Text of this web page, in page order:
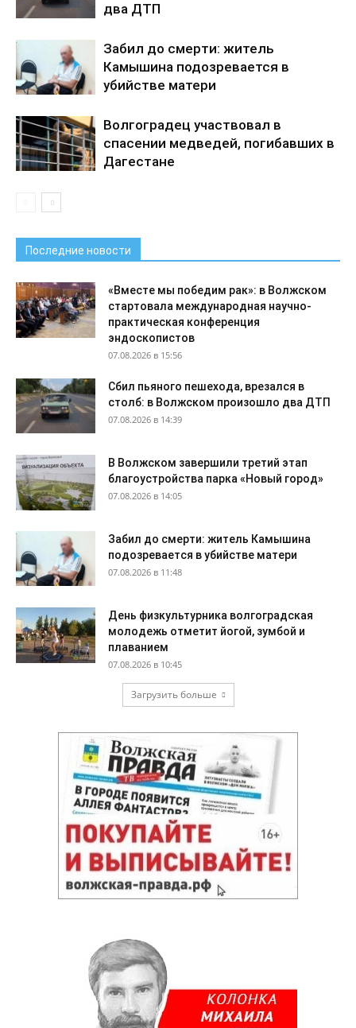
два ДТП
Забил до смерти: житель
Камышина подозревается в
убийстве матери
Волгоградец участвовал в
спасении медведей, погибавших в
Дагестане
Последние новости
«Вместе мы победим рак»: в Волжском
стартовала международная научно-
практическая конференция
эндоскопистов
07.08.2026 в 15:56
Сбил пьяного пешехода, врезался в
столб: в Волжском произошло два ДТП
07.08.2026 в 14:39
В Волжском завершили третий этап
благоустройства парка «Новый город»
07.08.2026 в 14:05
Забил до смерти: житель Камышина
подозревается в убийстве матери
07.08.2026 в 11:48
День физкультурника волгоградская
молодежь отметит йогой, зумбой и
плаванием
07.08.2026 в 10:45
Загрузить больше